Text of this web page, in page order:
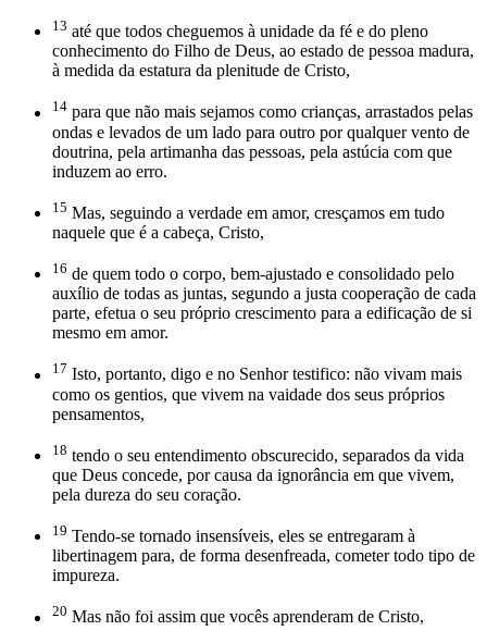
13 até que todos cheguemos à unidade da fé e do pleno
conhecimento do Filho de Deus, ao estado de pessoa madura,
à medida da estatura da plenitude de Cristo,
14 para que não mais sejamos como crianças, arrastados pelas
ondas e levados de um lado para outro por qualquer vento de
doutrina, pela artimanha das pessoas, pela astúcia com que
induzem ao erro.
15 Mas, seguindo a verdade em amor, cresçamos em tudo
naquele que é a cabeça, Cristo,
16 de quem todo o corpo, bem-ajustado e consolidado pelo
auxílio de todas as juntas, segundo a justa cooperação de cada
parte, efetua o seu próprio crescimento para a edificação de si
mesmo em amor.
17 Isto, portanto, digo e no Senhor testifico: não vivam mais
como os gentios, que vivem na vaidade dos seus próprios
pensamentos,
18 tendo o seu entendimento obscurecido, separados da vida
que Deus concede, por causa da ignorância em que vivem,
pela dureza do seu coração.
19 Tendo-se tornado insensíveis, eles se entregaram à
libertinagem para, de forma desenfreada, cometer todo tipo de
impureza.
20 Mas não foi assim que vocês aprenderam de Cristo,